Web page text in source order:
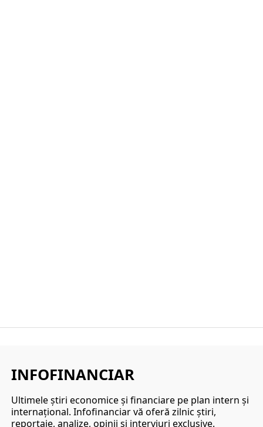
INFOFINANCIAR
Ultimele ştiri economice şi financiare pe plan intern şi
internaţional. Infofinanciar vă oferă zilnic ştiri,
reportaje, analize, opinii şi interviuri exclusive.